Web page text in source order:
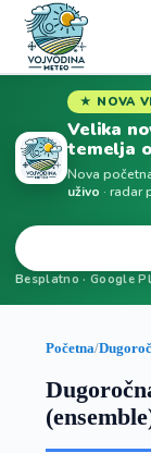
★ NOVA
Velika
temelja
Nova
uživo · radar
Besplatno · Google
Početna/